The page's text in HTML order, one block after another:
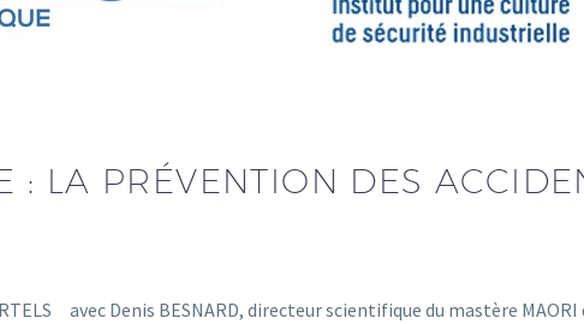
: LA PRÉVENTION DES
avec Denis BESNARD, directeur scientifique du mastère